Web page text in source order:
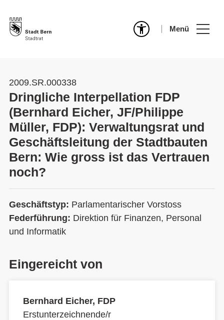
Menü
2009.SR.000338
Dringliche Interpellation FDP
(Bernhard Eicher, JF/Philippe
Müller, FDP): Verwaltungsrat und
Geschäftsleitung der Stadtbauten
Bern: Wie gross ist das Vertrauen
noch?
Geschäftstyp: Parlamentarischer Vorstoss
Federführung: Direktion für Finanzen, Personal
und Informatik
Eingereicht von
Bernhard Eicher, FDP
Erstunterzeichnende/r